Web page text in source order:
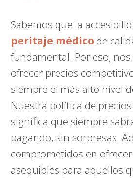
Sabemos que la
peritaje médico de
fundamental. Por eso,
ofrecer precios
siempre el más alto nivel
Nuestra política de
significa que siempre
pagando, sin sorpresas.
comprometidos en
asequibles para aquellos